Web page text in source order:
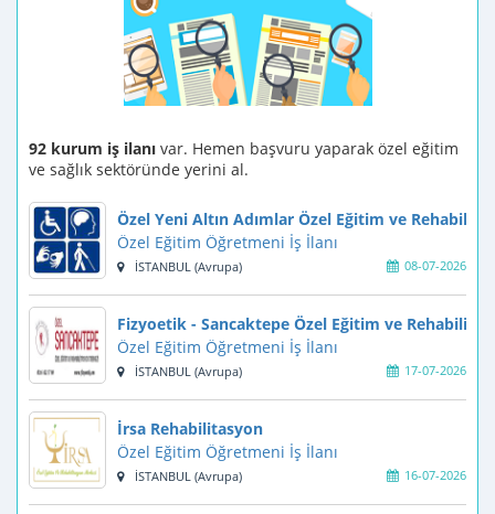
92 kurum iş ilanı var. Hemen başvuru yaparak özel eğitim
ve sağlık sektöründe yerini al.
Özel Yeni Altın Adımlar Özel Eğitim ve
Özel Eğitim Öğretmeni İş İlanı
08-07-2026
İSTANBUL (Avrupa)
Fizyoetik - Sancaktepe Özel Eğitim ve
Özel Eğitim Öğretmeni İş İlanı
17-07-2026
İSTANBUL (Avrupa)
İrsa Rehabilitasyon
Özel Eğitim Öğretmeni İş İlanı
16-07-2026
İSTANBUL (Avrupa)